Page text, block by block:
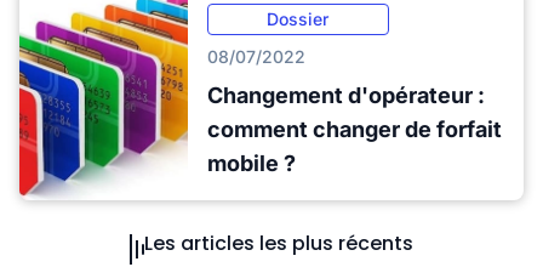
Dossier
08/07/2022
Changement d'opérateur :
comment changer de forfait
mobile ?
Les articles les plus récents